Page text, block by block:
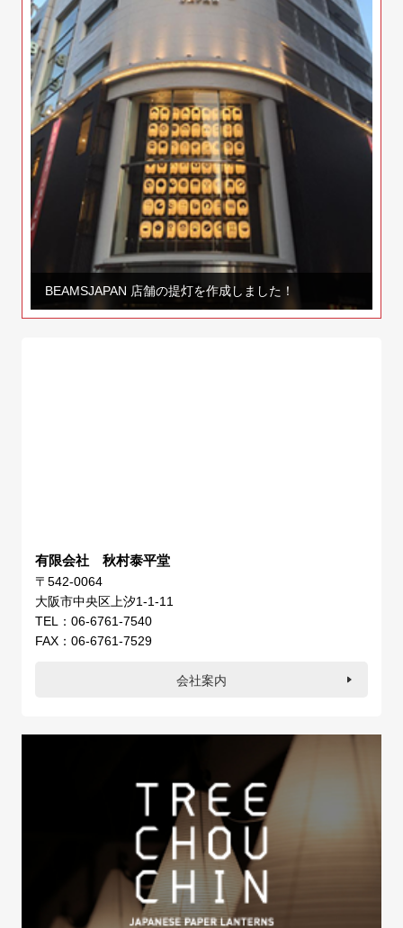
BEAMSJAPAN 店舗の提灯を作成しました！
有限会社 秋村泰平堂
〒542-0064
大阪市中央区上汐1-1-11
TEL：06-6761-7540
FAX：06-6761-7529
会社案内